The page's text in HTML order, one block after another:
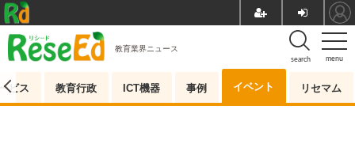
menu
search
教育業界ニュース
ビス 教育行政 ICT機器 事例 イベント リセマム